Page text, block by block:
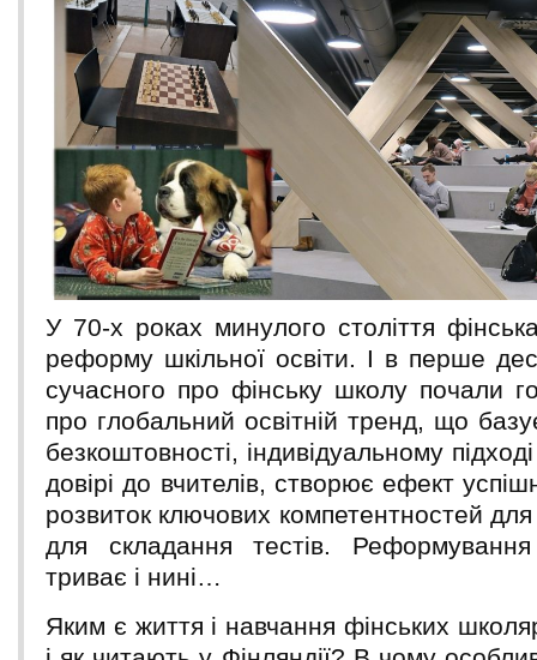
У 70-х роках минулого століття
реформу шкільної освіти. І в перше
сучасного про фінську школу почали
про глобальний освітній тренд, що
безкоштовності, індивідуальному
довірі до вчителів, створює ефект
розвиток ключових компетентностей
для складання тестів. Реформування
триває і нині…
Яким є життя і навчання фінських